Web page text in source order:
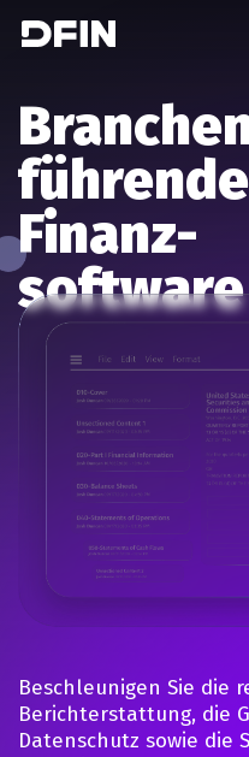
führende
Finanz-
software
Beschleunigen Sie die
Berichterstattung, die
Datenschutz sowie die